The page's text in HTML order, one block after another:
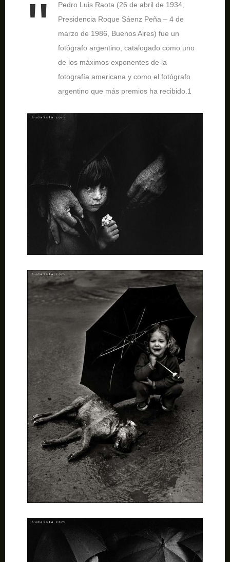
Pedro Luis Raota (26 de abril de 1934,
Presidencia Roque Sáenz Peña – 4 de
marzo de 1986, Buenos Aires) fue un
fotógrafo argentino, catalogado como uno
de los máximos exponentes de la
fotografía americana y como el fotógrafo
argentino que más premios ha recibido.1